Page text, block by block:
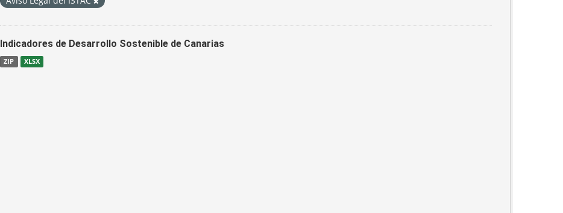
Indicadores de Desarrollo Sostenible de Canarias
ZIP XLSX